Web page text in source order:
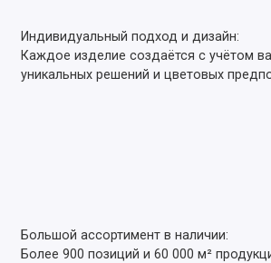
Индивидуальный подход и дизайн:
Каждое изделие создаётся с учётом
уникальных решений и цветовых
Большой ассортимент в наличии:
Более 900 позиций и 60 000 м²